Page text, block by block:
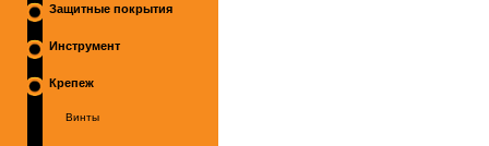
Защитные покрытия
Инструмент
Крепеж
Винты